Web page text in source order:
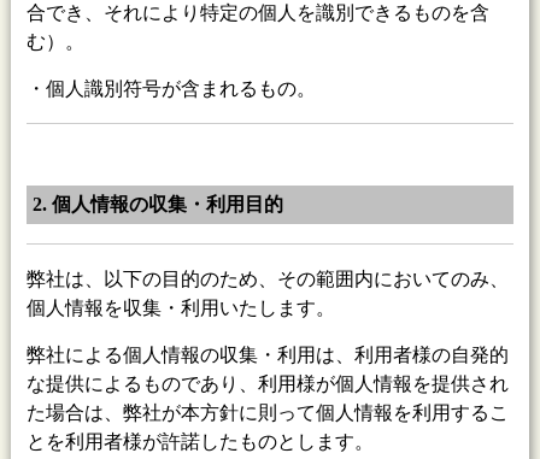
合でき、それにより特定の個人を識別できるものを含
む）。
・個人識別符号が含まれるもの。
2. 個人情報の収集・利用目的
弊社は、以下の目的のため、その範囲内においてのみ、
個人情報を収集・利用いたします。
弊社による個人情報の収集・利用は、利用者様の自発的
な提供によるものであり、利用様が個人情報を提供され
た場合は、弊社が本方針に則って個人情報を利用するこ
とを利用者様が許諾したものとします。